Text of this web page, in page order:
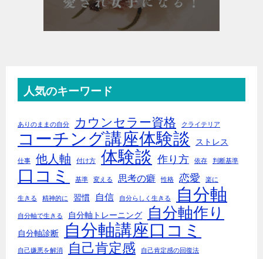
人気のキーワード
ありのままの自分 カウンセラー資格 クライテリア
コーチング講座体験談 ストレス
仕事 他人軸 付け方 体験談 作り方 依存 判断基準
口コミ 基準 変える 思考の癖 性格 恋愛 楽に
生きる 精神的に 習慣 自信 自分らしく生きる 自分軸
自分軸で生きる 自分軸トレーニング 自分軸作り
自分軸診断 自分軸講座口コミ
自己嫌悪を解消 自己肯定感 自己肯定感の回復法